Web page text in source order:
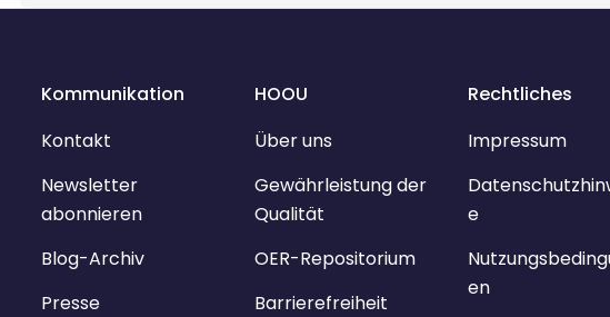
Kommunikation
Kontakt
Newsletter
abonnieren
Blog-Archiv
Presse
HOOU
Über uns
Gewährleistung der
Qualität
OER-Repositorium
Barrierefreiheit
Rechtliches
Impressum
e
en